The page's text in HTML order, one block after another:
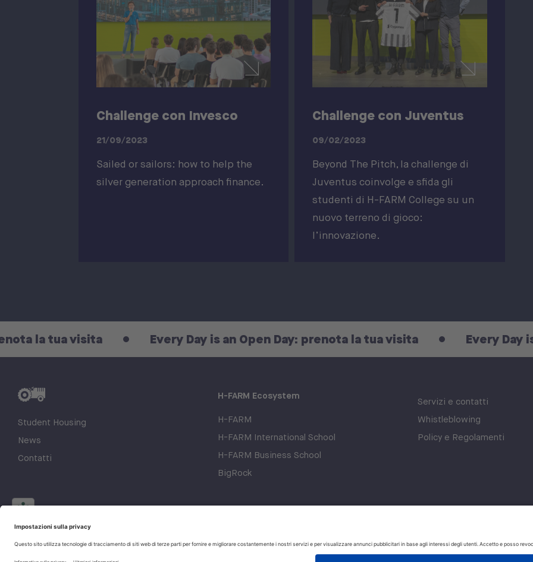
Challenge con Invesco
21/09/2023
Sailed or sailors: how to help the
silver generation approach finance.
Challenge con Juventus
09/02/2023
Beyond The Pitch, la challenge di
Juventus coinvolge e sfida gli
studenti di H-FARM College su un
nuovo terreno di gioco:
l’innovazione.
tua visita Every Day is an Open Day: prenota la tua visita Every Day is an
Student Housing
News
Contatti
H-FARM Ecosystem
H-FARM
H-FARM International School
H-FARM Business School
BigRock
Servizi e contatti
Whistleblowing
Policy e Regolamenti
© 2026 H-FARM. All rights reserved P.IVA 03944860265